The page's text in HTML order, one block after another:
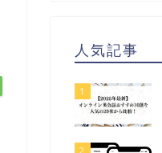
人気記事
1
2